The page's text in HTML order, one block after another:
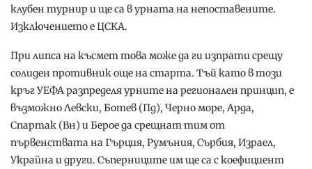
клубен турнир и ще са в урната на непоставените.
Изключението е ЦСКА.
При липса на късмет това може да ги изпрати срещу
солиден противник още на старта. Тъй като в този
кръг УЕФА разпределя урните на регионален принцип, е
възможно Левски, Ботев (Пд), Черно море, Арда,
Спартак (Вн) и Берое да срещнат тим от
първенствата на Гърция, Румъния, Сърбия, Израел,
Украйна и други. Съперниците им ще са с коефициент